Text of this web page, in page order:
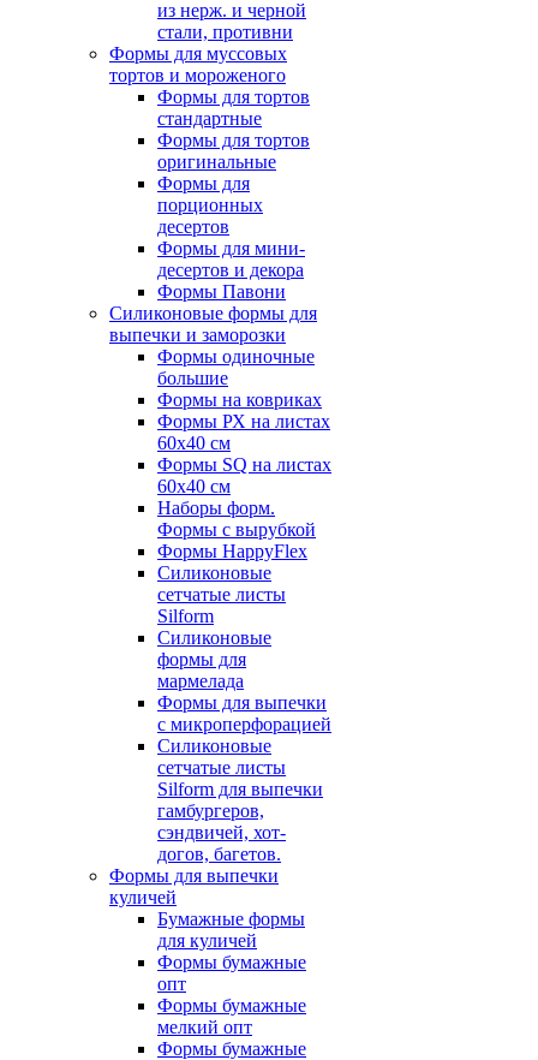
из нерж. и черной
стали, противни
Формы для муссовых
тортов и мороженого
Формы для тортов
стандартные
Формы для тортов
оригинальные
Формы для
порционных
десертов
Формы для мини-
десертов и декора
Формы Павони
Силиконовые формы для
выпечки и заморозки
Формы одиночные
большие
Формы на ковриках
Формы РХ на листах
60х40 см
Формы SQ на листах
60х40 см
Наборы форм.
Формы с вырубкой
Формы HappyFlex
Силиконовые
сетчатые листы
Silform
Силиконовые
формы для
мармелада
Формы для выпечки
с микроперфорацией
Силиконовые
сетчатые листы
Silform для выпечки
гамбургеров,
сэндвичей, хот-
догов, багетов.
Формы для выпечки
куличей
Бумажные формы
для куличей
Формы бумажные
опт
Формы бумажные
мелкий опт
Формы бумажные